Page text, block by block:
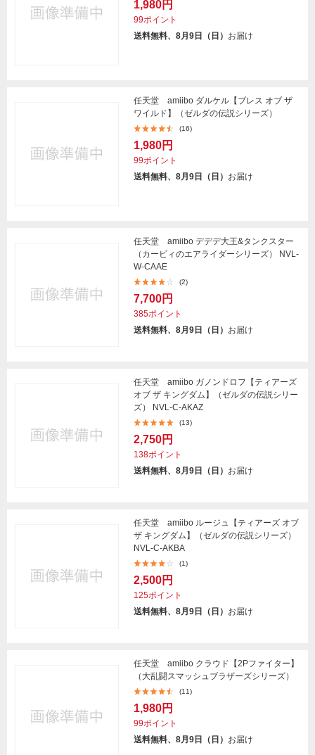
1,980円
99ポイント
送料無料、8月9日（日） お届け
任天堂 amiibo ダルケル【ブレス オブ ザ
ワイルド】（ゼルダの伝説シリーズ）
(16)
1,980円
99ポイント
送料無料、8月9日（日） お届け
任天堂 amiibo デデデ大王&タンクスター
（カービィのエアライダーシリーズ） NVL-
W-CAAE
(2)
7,700円
385ポイント
送料無料、8月9日（日） お届け
任天堂 amiibo ガノンドロフ【ティアーズ
オブ ザ キングダム】（ゼルダの伝説シリー
ズ） NVL-C-AKAZ
(13)
2,750円
138ポイント
送料無料、8月9日（日） お届け
任天堂 amiibo ルージュ【ティアーズ オブ
ザ キングダム】（ゼルダの伝説シリーズ）
NVL-C-AKBA
(1)
2,500円
125ポイント
送料無料、8月9日（日） お届け
任天堂 amiibo クラウド【2Pファイター】
（大乱闘スマッシュブラザーズシリーズ）
(11)
1,980円
99ポイント
送料無料、8月9日（日） お届け